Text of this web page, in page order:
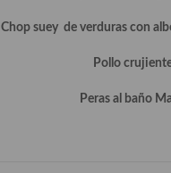
Chop suey de verduras con
Pollo
Peras al baño